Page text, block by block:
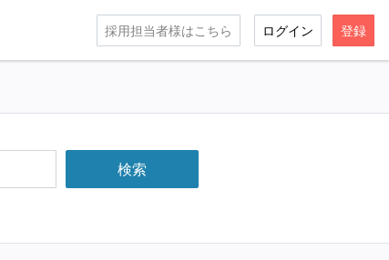
採用担当者様はこちら ログイン 登録